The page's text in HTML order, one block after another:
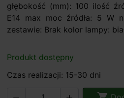
głębokość (mm): 100 ilość
E14 max moc źródła: 5 W
zestawie: Brak kolor lampy:
Produkt dostępny
Czas realizacji: 15-30 dni